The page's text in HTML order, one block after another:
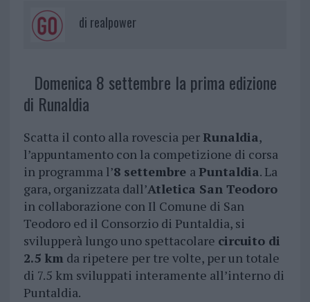
di realpower
Domenica 8 settembre la prima edizione
di Runaldia
Scatta il conto alla rovescia perRunaldia,
l’appuntamento con la competizione di corsa
in programma l’8 settembre aPuntaldia. La
gara, organizzata dall’Atletica San Teodoro
in collaborazione con Il Comune di San
Teodoro ed il Consorzio di Puntaldia, si
svilupperà lungo uno spettacolare circuito di
2.5 km da ripetere per tre volte, per un totale
di 7.5 km sviluppati interamente all’interno di
Puntaldia.